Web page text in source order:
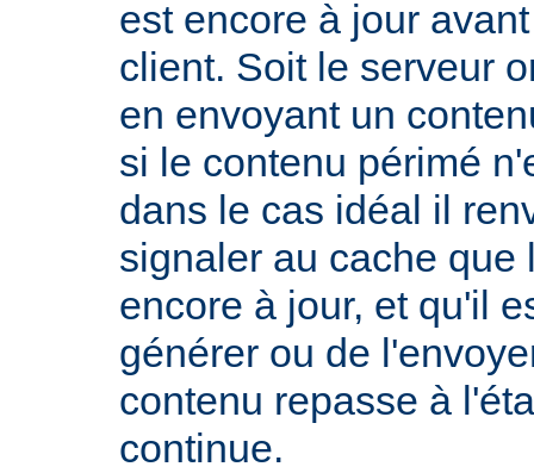
est encore à jour
client. Soit le serveur
en envoyant un
si le contenu périmé
dans le cas idéal il
signaler au cache que
encore à jour, et qu'il
générer ou de
contenu repasse à
continue.